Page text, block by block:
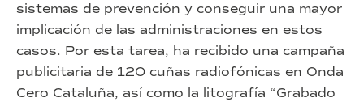
sistemas de prevención y conseguir una mayor
implicación de las administraciones en estos
casos. Por esta tarea, ha recibido una campaña
publicitaria de 120 cuñas radiofónicas en Onda
Cero Cataluña, así como la litografía “Grabado